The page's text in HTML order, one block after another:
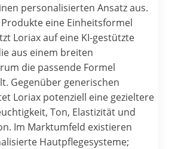
personalisierten Ansatz aus.
eine Einheitsformel
Loriax auf eine KI-gestützte
aus einem breiten
die passende Formel
Gegenüber generischen
Loriax potenziell eine gezieltere
Ton, Elastizität und
Im Marktumfeld existieren
Hautpflegesysteme;